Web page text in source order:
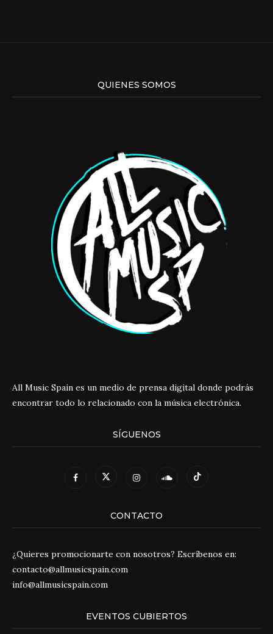
QUIENES SOMOS
All Music Spain es un medio de prensa digital donde podrás
encontrar todo lo relacionado con la música electrónica.
SÍGUENOS
CONTACTO
¿Quieres promocionarte con nosotros? Escríbenos en:
contacto@allmusicspain.com
info@allmusicspain.com
EVENTOS CUBIERTOS